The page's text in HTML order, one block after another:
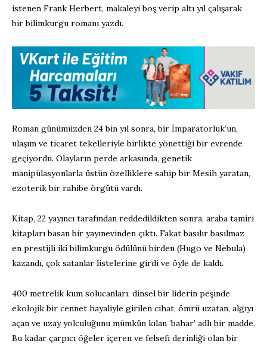
istenen Frank Herbert, makaleyi boş verip altı yıl çalışarak
bir bilimkurgu romanı yazdı.
Roman günümüzden 24 bin yıl sonra, bir İmparatorluk’un,
ulaşım ve ticaret tekelleriyle birlikte yönettiği bir evrende
geçiyordu. Olayların perde arkasında, genetik
manipülasyonlarla üstün özelliklere sahip bir Mesih yaratan,
ezoterik bir rahibe örgütü vardı.
Kitap, 22 yayıncı tarafından reddedildikten sonra, araba tamiri
kitapları basan bir yayınevinden çıktı. Fakat basılır basılmaz
en prestijli iki bilimkurgu ödülünü birden (Hugo ve Nebula)
kazandı, çok satanlar listelerine girdi ve öyle de kaldı.
400 metrelik kum solucanları, dinsel bir liderin peşinde
ekolojik bir cennet hayaliyle girilen cihat, ömrü uzatan, algıyı
açan ve uzay yolculuğunu mümkün kılan ‘bahar’ adlı bir madde.
Bu kadar çarpıcı öğeler içeren ve felsefi derinliği olan bir